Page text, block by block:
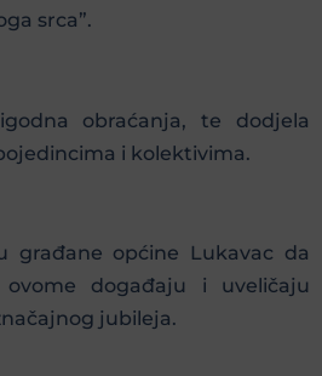
srca”.
obraćanja, te dodjela
i kolektivima.
građane općine Lukavac da
događaju i uveličaju
jubileja.